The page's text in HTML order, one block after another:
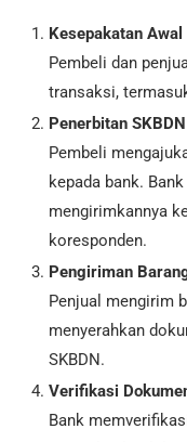
Kesepakatan Awal
Pembeli dan
transaksi,
Penerbitan SKBDN
Pembeli
kepada bank.
mengirimkannya
koresponden.
Pengiriman
Penjual mengirim
menyerahkan
SKBDN.
Verifikasi
Bank